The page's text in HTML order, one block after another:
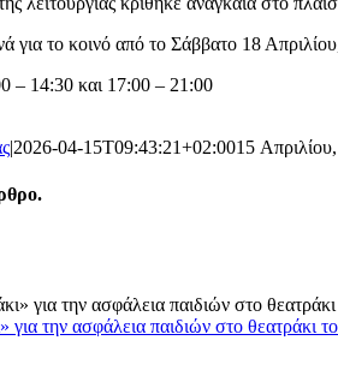
για το κοινό από το Σάββατο 18
– 14:30 και 17:00 – 21:00
|2026-04-15T09:43:21+02:0015
την ασφάλεια παιδιών στο θεατράκι